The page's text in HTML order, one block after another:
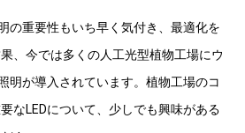
の重要性もいち早く気付き、最適化を
、今では多くの人工光型植物工場にウ
明が導入されています。植物工場のコ
なLEDについて、少しでも興味がある